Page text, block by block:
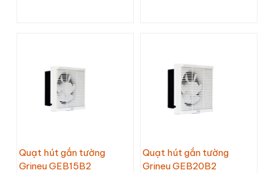
Quạt hút gắn tường
Grineu GEB15B2
Quạt hút gắn tường
Grineu GEB20B2